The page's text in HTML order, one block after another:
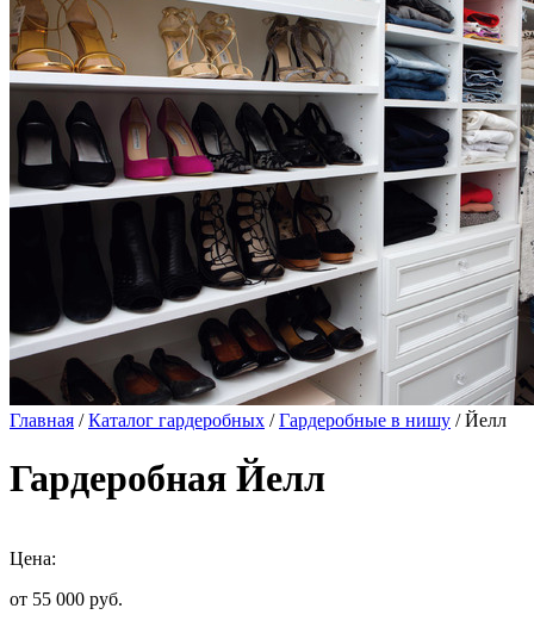
Главная /Каталог гардеробных /Гардеробные в нишу / Йелл
Гардеробная Йелл
Цена:
от 55 000 руб.